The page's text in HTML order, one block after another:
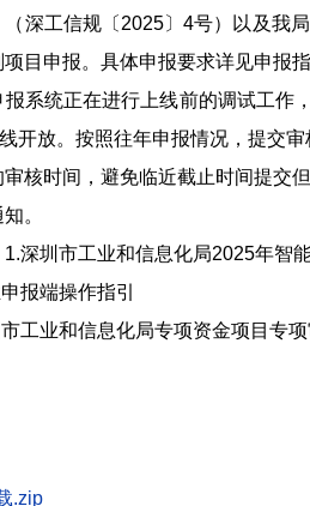
（深工信规〔2025〕4号）以及我
目申报。具体申报要求详见申报
统正在进行上线前的调试工作，
开放。按照往年申报情况，提交
核时间，避免临近截止时间提交
。
圳市工业和信息化局2025年智
端操作指引
业和信息化局专项资金项目专项
.zip